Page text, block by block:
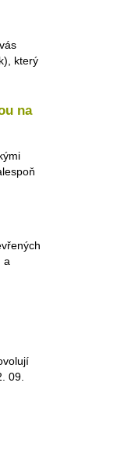
který
na
a
09.